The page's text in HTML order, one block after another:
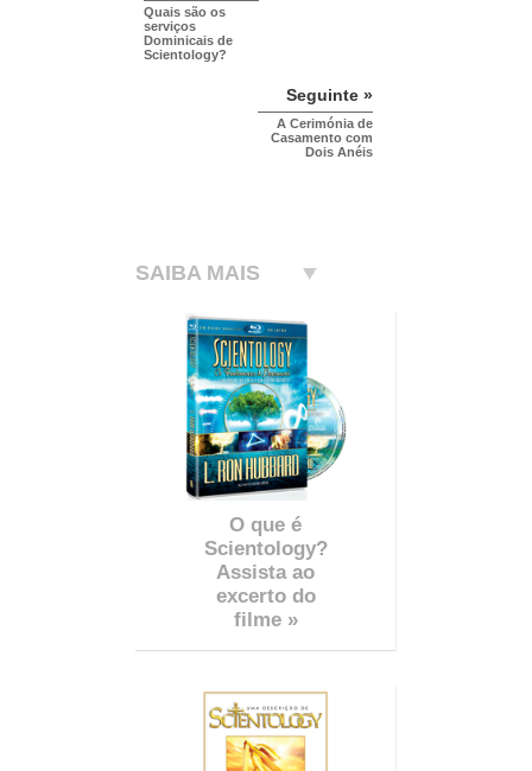
Quais são os
serviços
Dominicais de
Scientology?
Seguinte »
A Cerimónia de
Casamento com
Dois Anéis
SAIBA MAIS
O que é
Scientology?
Assista ao
excerto do
filme »